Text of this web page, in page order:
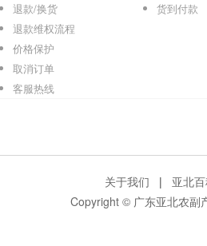
退款/换货
退款维权流程
价格保护
取消订单
客服热线
货到付款
关于我们 | 亚北
Copyright © 广东亚北农副